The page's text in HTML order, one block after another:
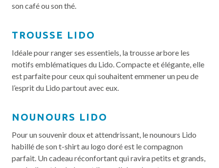
son café ou son thé.
TROUSSE LIDO
Idéale pour ranger ses essentiels, la trousse arbore les
motifs emblématiques du Lido. Compacte et élégante, elle
est parfaite pour ceux qui souhaitent emmener un peu de
l’esprit du Lido partout avec eux.
NOUNOURS LIDO
Pour un souvenir doux et attendrissant, le nounours Lido
habillé de son t-shirt au logo doré est le compagnon
parfait. Un cadeau réconfortant qui ravira petits et grands,